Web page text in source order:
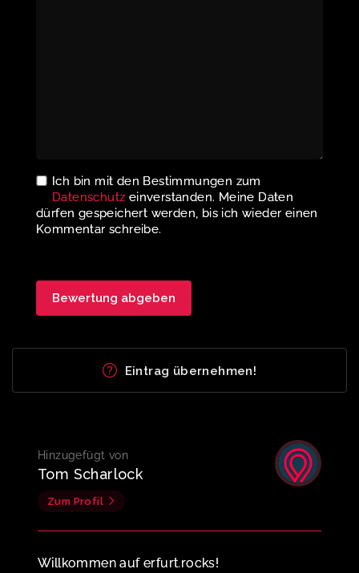
Ich bin mit den Bestimmungen zum
Datenschutz einverstanden. Meine Daten
dürfen gespeichert werden, bis ich wieder einen
Kommentar schreibe.
Eintrag übernehmen!
Hinzugefügt von
Tom Scharlock
Zum Profil
Willkommen auf erfurt.rocks!